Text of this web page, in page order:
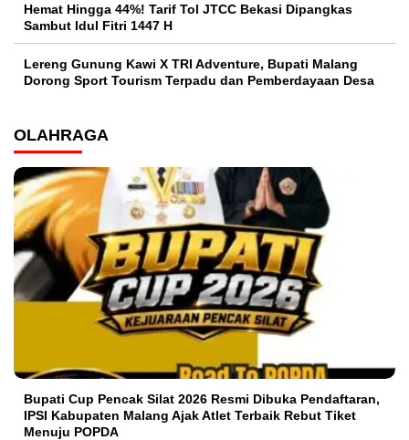
Hemat Hingga 44%! Tarif Tol JTCC Bekasi Dipangkas
Sambut Idul Fitri 1447 H
Lereng Gunung Kawi X TRI Adventure, Bupati Malang
Dorong Sport Tourism Terpadu dan Pemberdayaan Desa
OLAHRAGA
Bupati Cup Pencak Silat 2026 Resmi Dibuka Pendaftaran,
IPSI Kabupaten Malang Ajak Atlet Terbaik Rebut Tiket
Menuju POPDA